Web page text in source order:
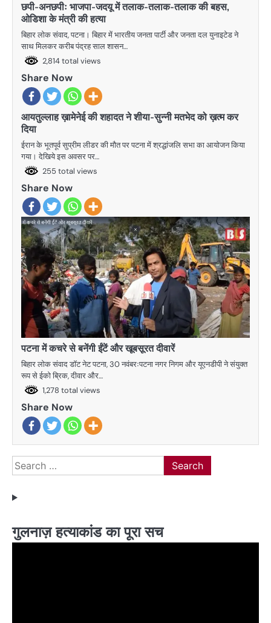
छपी-अनछपीः भाजपा-जदयू में तलाक-तलाक-तलाक की बहस,
ओडिशा के मंत्री की हत्या
बिहार लोक संवाद, पटना। बिहार में भारतीय जनता पार्टी और जनता दल युनाइटेड ने
साथ मिलकर करीब पंद्रह साल शासन…
2,814 total views
Share Now
आयतुल्लाह ख़ामेनेई की शहादत ने शीया-सुन्नी मतभेद को ख़त्म कर
दिया
ईरान के भूतपूर्व सुप्रीम लीडर की मौत पर पटना में श्रद्धांजलि सभा का आयोजन किया
गया। देखिये इस अवसर पर…
255 total views
Share Now
पटना में कचरे से बनेंगी ईंटें और खूबसूरत दीवारें
बिहार लोक संवाद डाॅट नेट पटना, 30 नवंबरःपटना नगर निगम और यूएनडीपी ने संयुक्त
रूप से ईको ब्रिक, दीवार और…
1,278 total views
Share Now
Search
for:
गुलनाज़ हत्याकांड का पूरा सच